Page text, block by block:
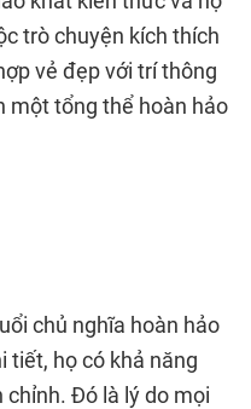
trò chuyện kích thích
vẻ đẹp với trí thông
một tổng thể hoàn hảo
chủ nghĩa hoàn hảo
tiết, họ có khả năng
chỉnh. Đó là lý do mọi